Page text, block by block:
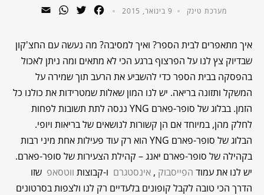
מערכת טינק 9 בינואר, 2015 Facebook
Twitter
WhatsApp
איך מתאפרים לבית הספר? ואיך למסיבה? מה נעשה עם החצ'קון
שבדיוק צץ לנו על הפרצוף ברגע הכי לא מתאים ומה ניתן לאכול
בהפסקה בבית הספר כדי להשביע את הרעב תוך שמירה על
המשקל ותזונה בריאה. יש לנו המון שאלות שמטרידות את כולנו כל
הזמן. בבלוג של סופר-פארם YNG ננסה לתת תשובות לפחות
לחלק מהן, במיוחד אם הן קשורות לנושאים של בריאות ויופי.
הבלוג של סופר-פארם YNG הוא רק עוד פעילות אחת מיני רבות
בקהילה של סופר-פארם יאנג – קהילת הצעירות של סופר-פארם.
יש לנו את עמוד הפייסבוק , אינסטגרם ו-קבוצות ווטסאפ שזו
הדרך הכי טובה לקבל קופונים בלעדיים רק לנו ולצפות בסרטונים